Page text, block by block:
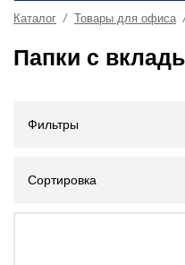
Каталог Товары для офиса
Папки с
Фильтры
Сортировка